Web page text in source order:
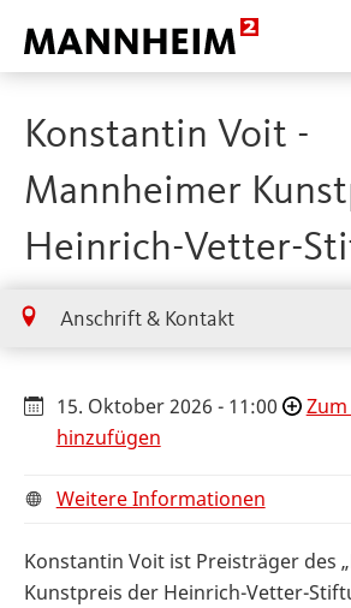
Konstantin Voit -
Mannheimer
Heinrich-Vetter-
Anschrift & Kontakt
15. Oktober 2026 - 11:00
hinzufügen
Weitere Informationen
Konstantin Voit ist Preisträger des
Kunstpreis der Heinrich-Vetter-